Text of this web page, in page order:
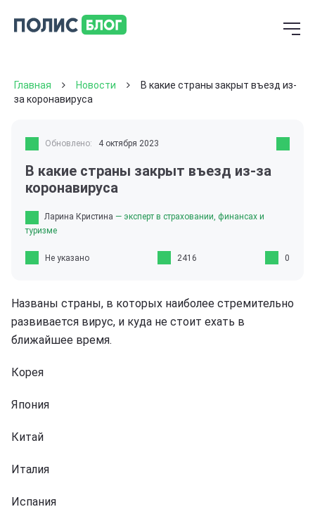
Главная Новости
В какие страны закрыт въезд из-
за коронавируса
Обновлено: 4 октября 2023
В какие страны закрыт въезд из-за
коронавируса
Ларина Кристина — эксперт в страховании, финансах и
туризме
Не указано 2416 0
Названы страны, в которых наиболее стремительно
развивается вирус, и куда не стоит ехать в
ближайшее время.
Корея
Япония
Китай
Италия
Испания